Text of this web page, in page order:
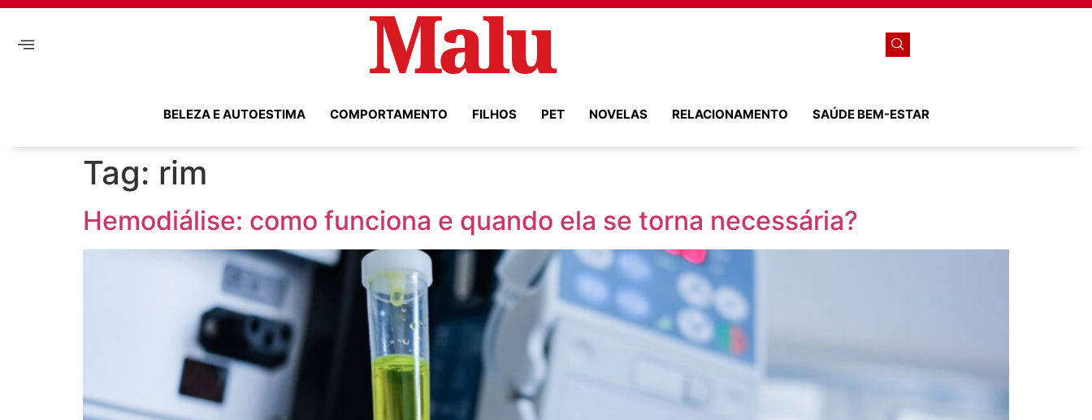
BELEZA E AUTOESTIMA COMPORTAMENTO FILHOS PET NOVELAS RELACIONAMENTO SAÚDE BEM-ESTAR
Tag: rim
Hemodiálise: como funciona e quando ela se torna necessária?